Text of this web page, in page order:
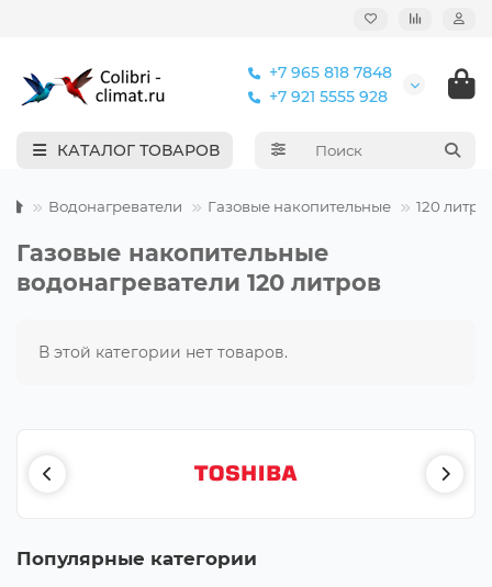
+7 965 818 7848
+7 921 5555 928
КАТАЛОГ ТОВАРОВ
Водонагреватели Газовые накопительные 120
Газовые накопительные
водонагреватели 120 литров
В этой категории нет товаров.
Популярные категории